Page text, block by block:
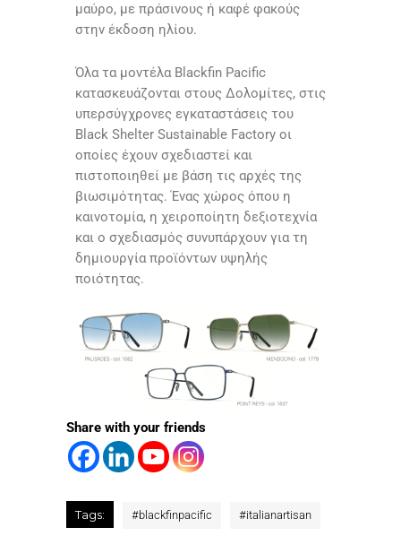
μαύρο, με πράσινους ή καφέ φακούς
στην έκδοση ηλίου.
Όλα τα μοντέλα Blackfin Pacific
κατασκευάζονται στους Δολομίτες, στις
υπερσύγχρονες εγκαταστάσεις του
Black Shelter Sustainable Factory οι
οποίες έχουν σχεδιαστεί και
πιστοποιηθεί με βάση τις αρχές της
βιωσιμότητας. Ένας χώρος όπου η
καινοτομία, η χειροποίητη δεξιοτεχνία
και ο σχεδιασμός συνυπάρχουν για τη
δημιουργία προϊόντων υψηλής
ποιότητας.
Share with your friends
Tags: #blackfinpacific #italianartisan